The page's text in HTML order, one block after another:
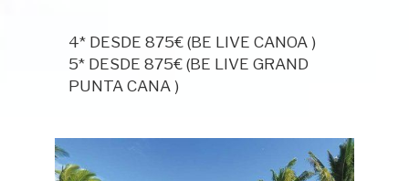
4* DESDE 875€ (BE LIVE CANOA )
5* DESDE 875€ (BE LIVE GRAND
PUNTA CANA )